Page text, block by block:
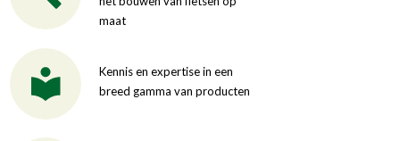
maat
Kennis en expertise in een
breed gamma van producten